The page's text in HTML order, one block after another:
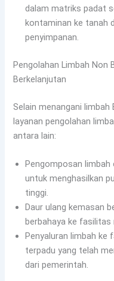
dalam matriks padat
kontaminan ke tanah
penyimpanan.
Pengolahan Limbah Non
Berkelanjutan
Selain menangani limbah
layanan pengolahan
antara lain:
Pengomposan
untuk menghasilkan
tinggi.
Daur ulang kemasan
berbahaya ke
Penyaluran limbah ke
terpadu yang telah
dari pemerintah.